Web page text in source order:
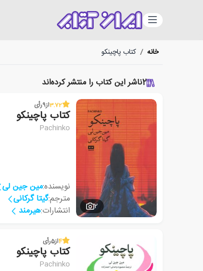
دسته‌بندی
خانه / کتاب پاچینکو
2ناشر این کتاب را منتشر کرده‌اند
2
3.72از9رأی
کتاب پاچینکو
Pachinko
نویسنده:مین جین لی
مترجم:گیتا گرکانی
انتشارات:هیرمند
4از5رأی
کتاب پاچینکو
Pachinko